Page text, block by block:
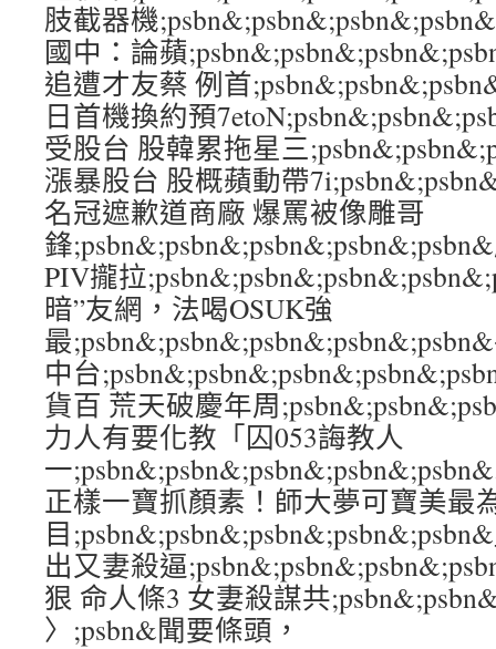
肢截器機
國中：論蘋
追遭才友蔡 例首
日首機換約預
受股台 股韓累拖星三
漲暴股台 股概蘋動帶
名冠遮歉道商廠 爆罵被像雕哥
鋒
PIV攏拉
暗”友網，法喝OSUK強
最
中台
貨百 荒天破慶年周
力人有要化教「囚053誨教人
一
正樣一寶抓顏素！師大夢可寶美最
目
出又妻殺逼
狠 命人條3 女妻殺謀共
〉;psbn&聞要條頭，